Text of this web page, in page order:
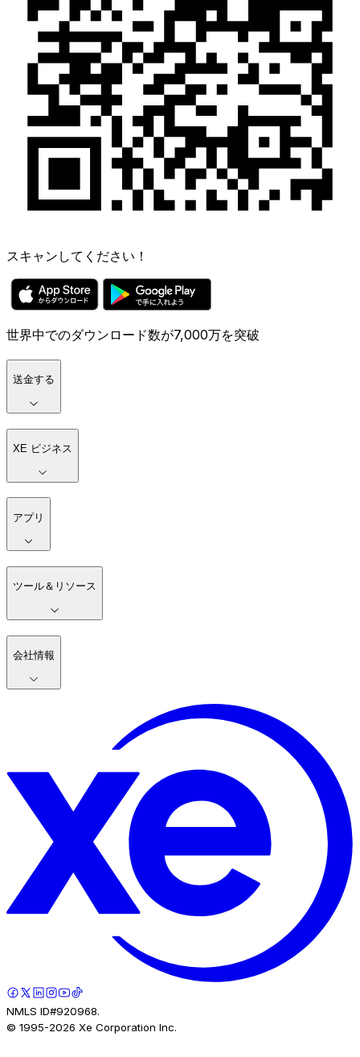
スキャンしてください！
世界中でのダウンロード数が7,000万を突破
送金する
XE ビジネス
アプリ
ツール＆リソース
会社情報
NMLS ID#920968.
© 1995-2026 Xe Corporation Inc.